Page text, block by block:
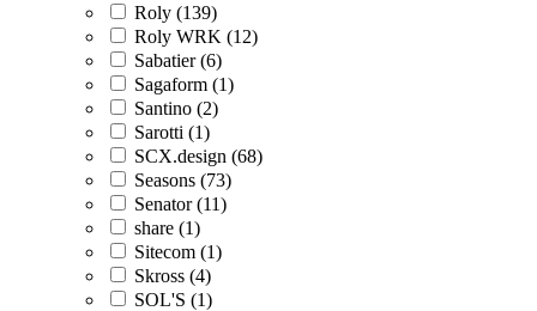
Roly (139)
Roly WRK (12)
Sabatier (6)
Sagaform (1)
Santino (2)
Sarotti (1)
SCX.design (68)
Seasons (73)
Senator (11)
share (1)
Sitecom (1)
Skross (4)
SOL'S (1)